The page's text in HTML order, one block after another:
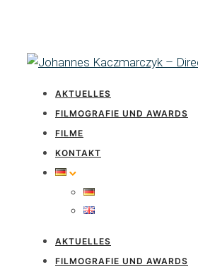
AKTUELLES
FILMOGRAFIE UND AWARDS
FILME
KONTAKT
AKTUELLES
FILMOGRAFIE UND AWARDS